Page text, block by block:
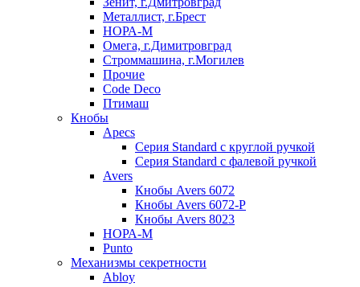
Металлист, г.Брест
НОРА-М
Омега, г.Димитровград
Строммашина, г.Могилев
Прочие
Code Deco
Птимаш
Кнобы
Apecs
Серия Standard с круглой ручкой
Серия Standard с фалевой ручкой
Avers
Кнобы Avers 6072
Кнобы Avers 6072-P
Кнобы Avers 8023
НОРА-М
Punto
Механизмы секретности
Abloy